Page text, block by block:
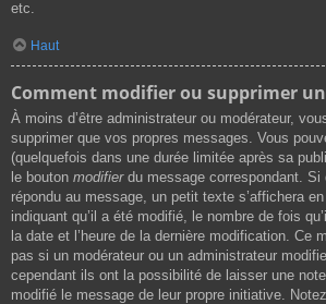
etc.
Haut
Comment modifier ou supprimer un
À moins d’être administrateur ou modérateur,
supprimer que vos propres messages. Vous
(quelquefois dans une durée limitée après sa
le bouton modifierdu message correspondant. Si
répondu au message, un petit texte s’affichera
indiquant qu’il a été modifié, le nombre de fois
la date et l’heure de la dernière modification. Ce
pas si un modérateur ou un administrateur
cependant ils ont la possibilité de laisser une
modifié le message de leur propre initiative.